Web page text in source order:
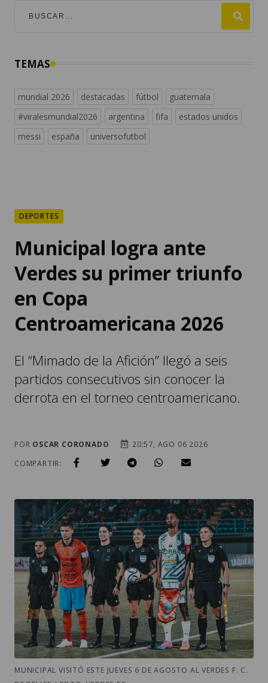
TEMAS
mundial 2026 destacadas fútbol
guatemala
#viralesmundial2026
argentina fifa
estados unidos
messi
españa universofutbol
DEPORTES
Municipal logra ante
Verdes su primer triunfo
en Copa
Centroamericana 2026
El “Mimado de la Afición” llegó a seis
partidos consecutivos sin conocer la
derrota en el torneo centroamericano.
POR OSCAR CORONADO
20:57, AGO 06 2026
COMPARTIR:
MUNICIPAL VISITÓ ESTE JUEVES 6 DE AGOSTO AL VERDES F. C.